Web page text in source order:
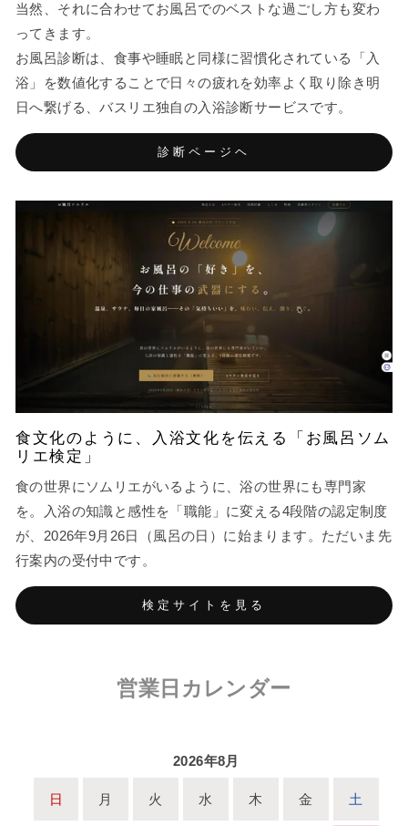
当然、それに合わせてお風呂でのベストな過ごし方も変わ
ってきます。
お風呂診断は、食事や睡眠と同様に習慣化されている「入
浴」を数値化することで日々の疲れを効率よく取り除き明
日へ繋げる、バスリエ独自の入浴診断サービスです。
診断ページヘ
食文化のように、入浴文化を伝える「お風呂ソム
リエ検定」
食の世界にソムリエがいるように、浴の世界にも専門家
を。入浴の知識と感性を「職能」に変える4段階の認定制度
が、2026年9月26日（風呂の日）に始まります。ただいま先
行案内の受付中です。
検定サイトを見る
営業日カレンダー
2026年8月
日 月 火 水 木 金 土